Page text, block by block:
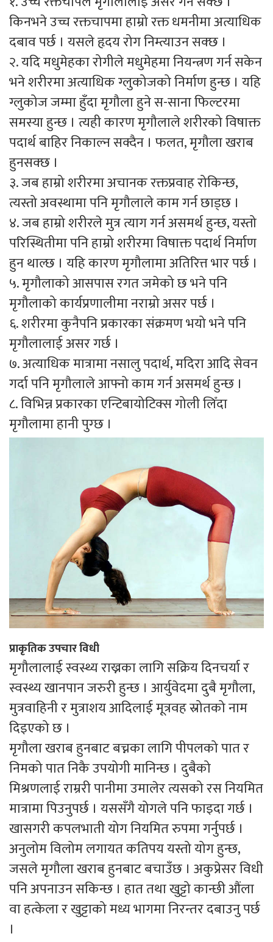
किनभने उच्च रक्तचापमा हाम्रो रक्त धमनीमा अत्याधिक
दबाव पर्छ । यसले हृदय रोग निम्त्याउन सक्छ ।
२. यदि मधुमेहका रोगीले मधुमेहमा नियन्त्रण गर्न सकेन
भने शरीरमा अत्याधिक ग्लुकोजको निर्माण हुन्छ । यहि
ग्लुकोज जम्मा हुँदा मृगौला हुने स-साना फिल्टरमा
समस्या हुन्छ । त्यही कारण मृगौलाले शरीरको विषाक्त
पदार्थ बाहिर निकाल्न सक्दैन । फलत, मृगौला खराब
हुनसक्छ ।
३. जब हाम्रो शरीरमा अचानक रक्तप्रवाह रोकिन्छ,
त्यस्तो अवस्थामा पनि मृगौलाले काम गर्न छाड्छ ।
४. जब हाम्रो शरीरले मुत्र त्याग गर्न असमर्थ हुन्छ, यस्तो
परिस्थितीमा पनि हाम्रो शरीरमा विषाक्त पदार्थ निर्माण
हुन थाल्छ । यहि कारण मृगौलामा अतिरित्त भार पर्छ ।
५. मृगौलाको आसपास रगत जमेको छ भने पनि
मृगौलाको कार्यप्रणालीमा नराम्रो असर पर्छ ।
६. शरीरमा कुनैपनि प्रकारका संक्रमण भयो भने पनि
मृगौलालाई असर गर्छ ।
७. अत्याधिक मात्रामा नसालु पदार्थ, मदिरा आदि सेवन
गर्दा पनि मृगौलाले आफ्नो काम गर्न असमर्थ हुन्छ ।
८. विभिन्न प्रकारका एन्टिबायोटिक्स गोली लिँदा
मृगौलामा हानी पुग्छ ।
प्राकृतिक उपचार विधी
मृगौलालाई स्वस्थ्य राख्नका लागि सक्रिय दिनचर्या र
स्वस्थ्य खानपान जरुरी हुन्छ । आर्युवेदमा दुबै मृगौला,
मुत्रवाहिनी र मुत्राशय आदिलाई मूत्रवह स्रोतको नाम
दिइएको छ ।
मृगौला खराब हुनबाट बच्नका लागि पीपलको पात र
निमको पात निकै उपयोगी मानिन्छ । दुबैको
मिश्रणलाई राम्ररी पानीमा उमालेर त्यसको रस नियमित
मात्रामा पिउनुपर्छ । यससँगै योगले पनि फाइदा गर्छ ।
खासगरी कपलभाती योग नियमित रुपमा गर्नुपर्छ ।
अनुलोम विलोम लगायत कतिपय यस्तो योग हुन्छ,
जसले मृगौला खराब हुनबाट बचाउँछ । अकुप्रेसर विधी
पनि अपनाउन सकिन्छ । हात तथा खुट्टो कान्छी औंला
वा हत्केला र खुट्टाको मध्य भागमा निरन्तर दबाउनु पर्छ
।